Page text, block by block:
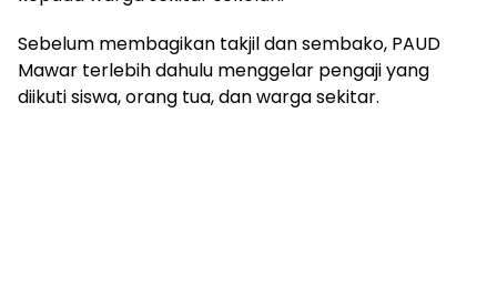
Sebelum membagikan takjil dan sembako, PAUD
Mawar terlebih dahulu menggelar pengaji yang
diikuti siswa, orang tua, dan warga sekitar.